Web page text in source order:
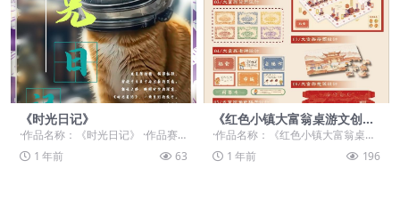
《时光日记》
·作品名称：《时光日记》 ·作品赛
道：学生组：自由主题赛道-”元宇宙
+“ ·作品...
1 年前 63
《红色小镇大富翁桌游文创设
计》
·作品名称：《红色小镇大富翁桌游
文创设计》 ·作品赛道：学生组：自
由主题赛道-”...
1 年前 196